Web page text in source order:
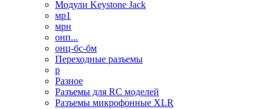
Модули Keystone Jack
мр1
мрн
онп...
онц-бс-бм
Переходные разъемы
р
Разное
Разъемы для RC моделей
Разъемы микрофонные XLR